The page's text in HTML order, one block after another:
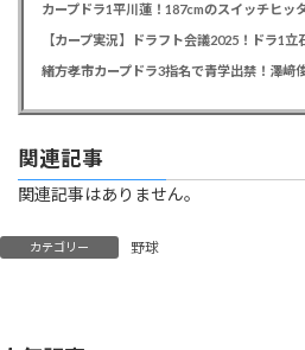
【カープ実況】ドラフト会議2025！ドラ1
関連記事
関連記事はありません。
カテゴリー 野球